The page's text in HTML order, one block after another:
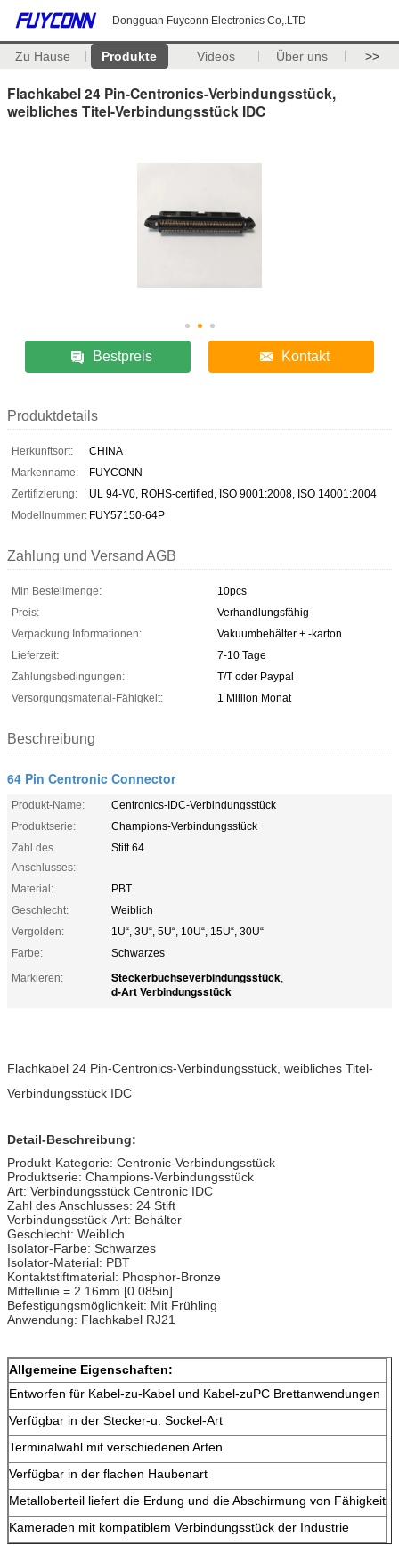
Dongguan Fuyconn Electronics Co,.LTD
Zu Hause Produkte Videos Über uns >>
Flachkabel 24 Pin-Centronics-Verbindungsstück,
weibliches Titel-Verbindungsstück IDC
Bestpreis Kontakt
Produktdetails
Herkunftsort:
CHINA
Markenname:
FUYCONN
Zertifizierung:
UL 94-V0, ROHS-certified, ISO 9001:2008, ISO 14001:2004
Modellnummer: FUY57150-64P
Zahlung und Versand AGB
Min Bestellmenge:
10pcs
Preis:
Verhandlungsfähig
Verpackung Informationen:
Vakuumbehälter + -karton
Lieferzeit:
7-10 Tage
Zahlungsbedingungen:
T/T oder Paypal
Versorgungsmaterial-Fähigkeit:
1 Million Monat
Beschreibung
64 Pin Centronic Connector
Produkt-Name:
Centronics-IDC-Verbindungsstück
Produktserie:
Champions-Verbindungsstück
Zahl des
Anschlusses:
Stift 64
Material:
PBT
Geschlecht:
Weiblich
Vergolden:
1U“, 3U“, 5U“, 10U“, 15U“, 30U“
Farbe:
Schwarzes
Markieren:
Steckerbuchseverbindungsstück,
d-Art Verbindungsstück
Flachkabel 24 Pin-Centronics-Verbindungsstück, weibliches Titel-
Verbindungsstück IDC
Detail-Beschreibung:
Produkt-Kategorie: Centronic-Verbindungsstück
Produktserie: Champions-Verbindungsstück
Art: Verbindungsstück Centronic IDC
Zahl des Anschlusses: 24 Stift
Verbindungsstück-Art: Behälter
Geschlecht: Weiblich
Isolator-Farbe: Schwarzes
Isolator-Material: PBT
Kontaktstiftmaterial: Phosphor-Bronze
Mittellinie = 2.16mm [0.085in]
Befestigungsmöglichkeit: Mit Frühling
Anwendung: Flachkabel RJ21
Allgemeine Eigenschaften:
Entworfen für Kabel-zu-Kabel und Kabel-zuPC Brettanwendungen
Verfügbar in der Stecker-u. Sockel-Art
Terminalwahl mit verschiedenen Arten
Verfügbar in der flachen Haubenart
Metalloberteil liefert die Erdung und die Abschirmung von Fähigkeit
Kameraden mit kompatiblem Verbindungsstück der Industrie